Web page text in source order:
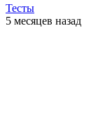
Тесты
5 месяцев назад